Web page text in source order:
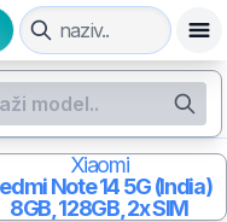
Xiaomi
Note 14 5G (India)
8GB, 128GB, 2x SIM